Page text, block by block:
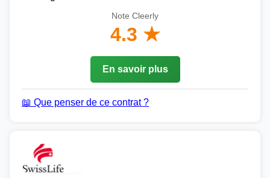
Note Cleerly
4.3 ★
En savoir plus
📖 Que penser de ce contrat ?